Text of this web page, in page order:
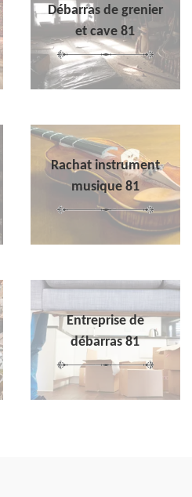
Débarras de grenier
et cave 81
Rachat instrument
musique 81
Entreprise de
débarras 81